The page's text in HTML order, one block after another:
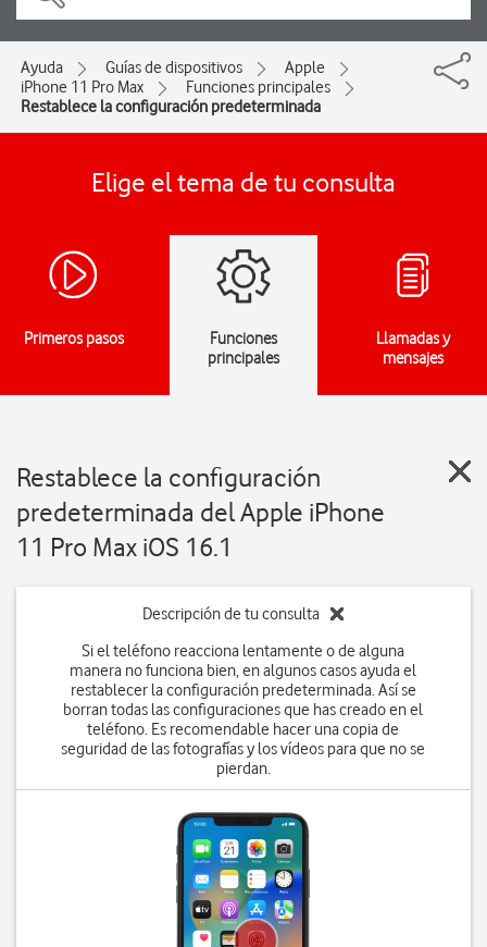
Ayuda Guías de dispositivos
Apple
iPhone 11 Pro Max
Funciones principales
Restablece la configuración predeterminada
Elige el tema de tu consulta
Primeros pasos
Funciones
principales
Llamadas y
mensajes
Restablece la configuración
predeterminada del Apple iPhone
11 Pro Max iOS 16.1
Descripción de tu consulta
Si el teléfono reacciona lentamente o de alguna
manera no funciona bien, en algunos casos ayuda el
restablecer la configuración predeterminada. Así se
borran todas las configuraciones que has creado en el
teléfono. Es recomendable hacer una copia de
seguridad de las fotografías y los vídeos para que no se
pierdan.